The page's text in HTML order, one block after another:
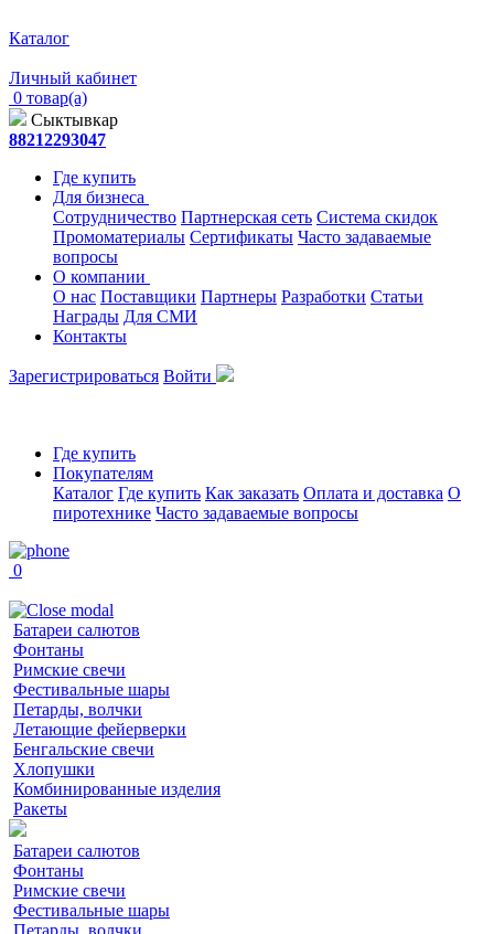
Каталог
Личный кабинет
0 товар(а)
Сыктывкар
88212293047
Где купить
Для бизнеса
Сотрудничество Партнерская сеть Система скидок
Промоматериалы Сертификаты Часто задаваемые
вопросы
О компании
О нас Поставщики Партнеры Разработки Статьи
Награды Для СМИ
Контакты
Зарегистрироваться Войти
Где купить
Покупателям
Каталог Где купить Как заказать Оплата и доставка О
пиротехнике Часто задаваемые вопросы
0
Батареи салютов
Фонтаны
Римские свечи
Фестивальные шары
Петарды, волчки
Летающие фейерверки
Бенгальские свечи
Хлопушки
Комбинированные изделия
Ракеты
Батареи салютов
Фонтаны
Римские свечи
Фестивальные шары
Петарды, волчки